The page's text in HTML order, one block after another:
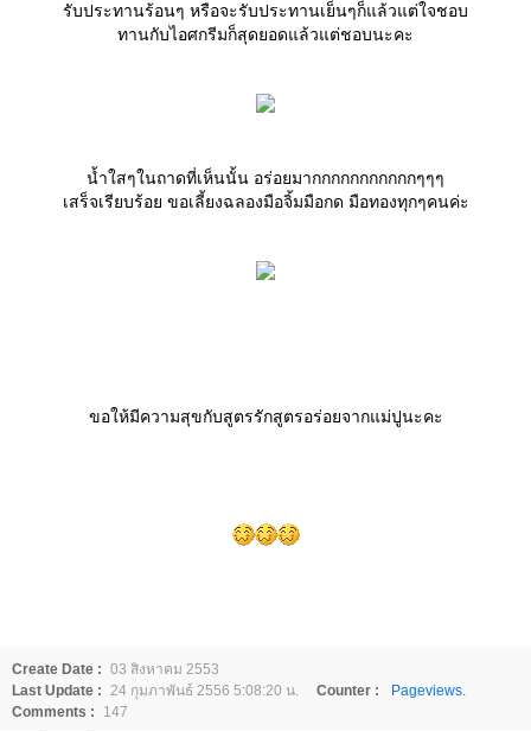
รับประทานร้อนๆ หรือจะรับประทานเย็นๆก็แล้วแต่ใจชอบ
ทานกับไอศกรีมก็สุดยอดแล้วแต่ชอบนะคะ
น้ำใสๆในถาดที่เห็นนั้น อร่อยมากกกกกกกกกกกๆๆๆ
เสร็จเรียบร้อย ขอเลี้ยงฉลองมือจิ้มมือกด มือทองทุกๆคนค่ะ
ขอให้มีความสุขกับสูตรรักสูตรอร่อยจากแม่ปูนะคะ
Create Date : 03 สิงหาคม 2553
Last Update : 24 กุมภาพันธ์ 2556 5:08:20 น. Counter :
Pageviews.
Comments :
147